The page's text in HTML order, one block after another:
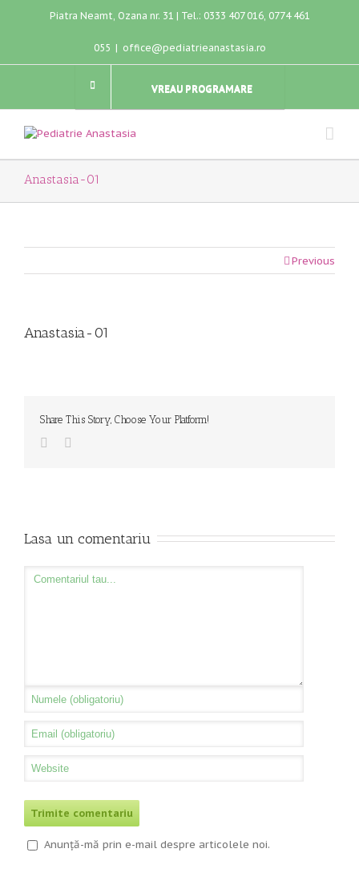
Piatra Neamt, Ozana nr. 31 | Tel.: 0333 407 016, 0774 461
055 | office@pediatrieanastasia.ro
VREAU PROGRAMARE
Anastasia-01
Previous
Anastasia-01
Share This Story, Choose Your Platform!
Lasa un comentariu
Anunță-mă prin e-mail despre articolele noi.